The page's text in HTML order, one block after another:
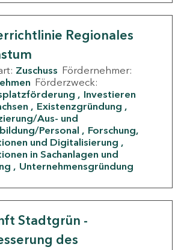
Regionales
Zuschuss Fördernehmer:
Förderzweck:
Investieren
Existenzgründung
Aus- und
Personal
Forschung,
und Digitalisierung
in Sachanlagen und
Unternehmensgründung
Stadtgrün -
des